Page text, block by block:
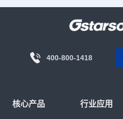
400-800-1418
核心产品 行业应用